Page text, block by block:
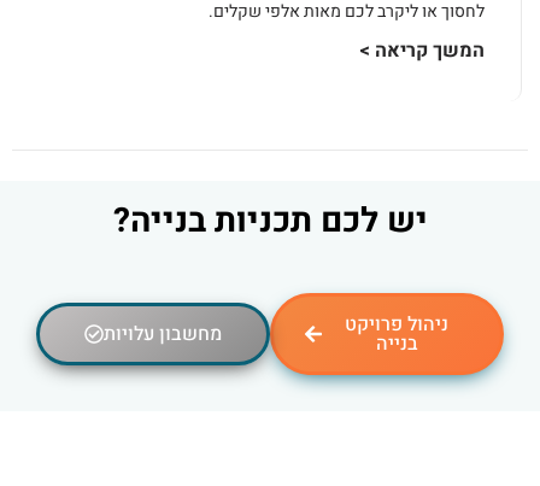
לחסוך או ליקרב לכם מאות אלפי שקלים.
המשך קריאה >
יש לכם תכניות בנייה?
ניהול פרויקט
בנייה מחשבון עלויות